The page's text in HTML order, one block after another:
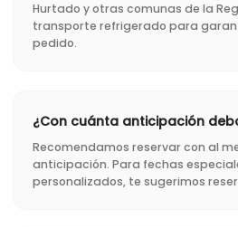
Hurtado y otras comunas de la
transporte refrigerado para
pedido.
¿Con cuánta anticipación
Recomendamos reservar con al
anticipación. Para fechas
personalizados, te sugerimos